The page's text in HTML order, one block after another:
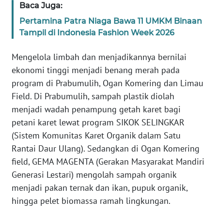
Baca Juga:
Pertamina Patra Niaga Bawa 11 UMKM Binaan
Tampil di Indonesia Fashion Week 2026
Mengelola limbah dan menjadikannya bernilai
ekonomi tinggi menjadi benang merah pada
program di Prabumulih, Ogan Komering dan Limau
Field. Di Prabumulih, sampah plastik diolah
menjadi wadah penampung getah karet bagi
petani karet lewat program SIKOK SELINGKAR
(Sistem Komunitas Karet Organik dalam Satu
Rantai Daur Ulang). Sedangkan di Ogan Komering
field, GEMA MAGENTA (Gerakan Masyarakat Mandiri
Generasi Lestari) mengolah sampah organik
menjadi pakan ternak dan ikan, pupuk organik,
hingga pelet biomassa ramah lingkungan.
WN
SULBAR
BABEL
WN
SUMBAR
WN
SUMSEL
WN
BENGKULU
WN
LAMPUNG